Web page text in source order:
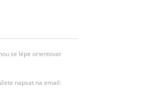
se lépe orientovat
napsat na email: